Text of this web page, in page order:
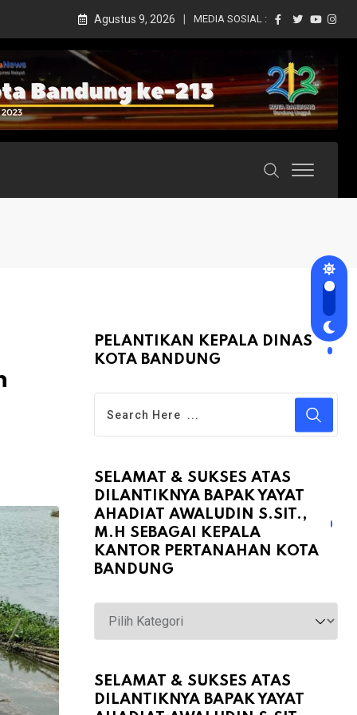
Agustus 9, 2026 MEDIA SOSIAL :
PELANTIKAN KEPALA DINAS
KOTA BANDUNG
SELAMAT & SUKSES ATAS
DILANTIKNYA BAPAK YAYAT
AHADIAT AWALUDIN S.SIT.,
M.H SEBAGAI KEPALA
KANTOR PERTANAHAN KOTA
BANDUNG
Selamat
&
atas
Dilantiknya
SELAMAT & SUKSES ATAS
DILANTIKNYA BAPAK YAYAT